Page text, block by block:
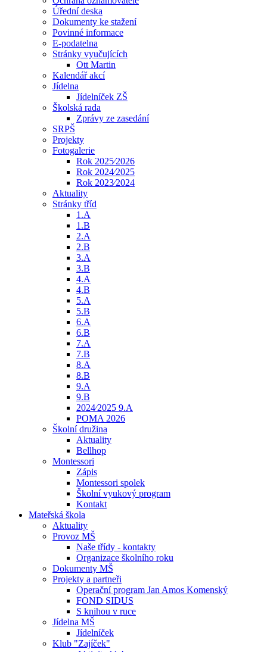
Úřední deska
Dokumenty ke stažení
Povinné informace
E-podatelna
Stránky vyučujících
Ott Martin
Kalendář akcí
Jídelna
Jídelníček ZŠ
Školská rada
Zprávy ze zasedání
SRPŠ
Projekty
Fotogalerie
Rok 2025⁄2026
Rok 2024⁄2025
Rok 2023⁄2024
Aktuality
Stránky tříd
1.A
1.B
2.A
2.B
3.A
3.B
4.A
4.B
5.A
5.B
6.A
6.B
7.A
7.B
8.A
8.B
9.A
9.B
2024⁄2025 9.A
POMA 2026
Školní družina
Aktuality
Bellhop
Montessori
Zápis
Montessori spolek
Školní vyukový program
Kontakt
Mateřská škola
Aktuality
Provoz MŠ
Naše třídy - kontakty
Organizace školního roku
Dokumenty MŠ
Projekty a partneři
Operační program Jan Amos Komenský
FOND SIDUS
S knihou v ruce
Jídelna MŠ
Jídelníček
Klub "Zajíček"